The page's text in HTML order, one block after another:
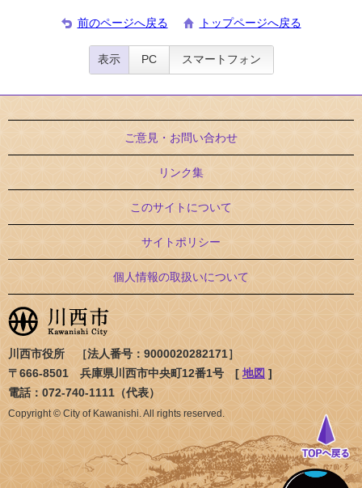
前のページへ戻る トップページへ戻る
表示 PC スマートフォン
ご意見・お問い合わせ
リンク集
このサイトについて
サイトポリシー
個人情報の取扱いについて
川西市役所 ［法人番号：9000020282171］
〒666-8501 兵庫県川西市中央町12番1号 [ 地図 ]
電話：072-740-1111（代表）
Copyright © City of Kawanishi. All rights reserved.